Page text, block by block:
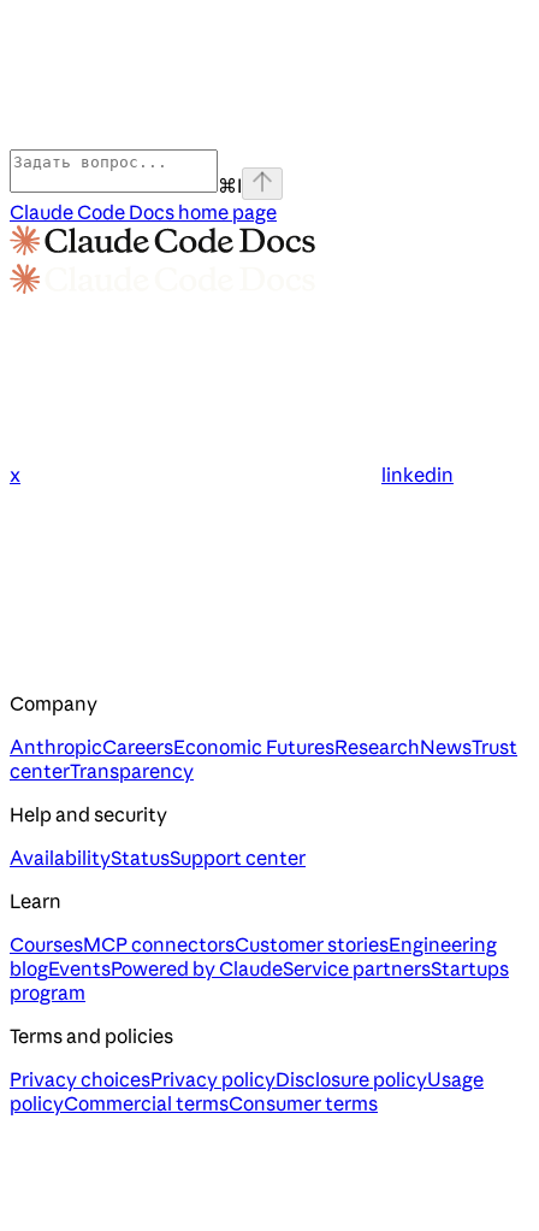
⌘I
Claude Code Docs home page
x linkedin
Company
AnthropicCareersEconomic FuturesResearchNewsTrust
centerTransparency
Help and security
AvailabilityStatusSupport center
Learn
CoursesMCP connectorsCustomer storiesEngineering
blogEventsPowered by ClaudeService partnersStartups
program
Terms and policies
Privacy choicesPrivacy policyDisclosure policyUsage
policyCommercial termsConsumer terms